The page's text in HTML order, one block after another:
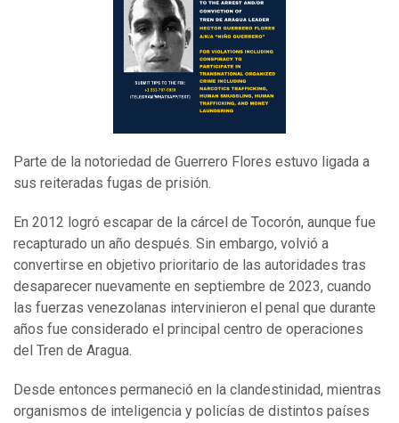
Parte de la notoriedad de Guerrero Flores estuvo ligada a
sus reiteradas fugas de prisión.
En 2012 logró escapar de la cárcel de Tocorón, aunque fue
recapturado un año después. Sin embargo, volvió a
convertirse en objetivo prioritario de las autoridades tras
desaparecer nuevamente en septiembre de 2023, cuando
las fuerzas venezolanas intervinieron el penal que durante
años fue considerado el principal centro de operaciones
del Tren de Aragua.
Desde entonces permaneció en la clandestinidad, mientras
organismos de inteligencia y policías de distintos países